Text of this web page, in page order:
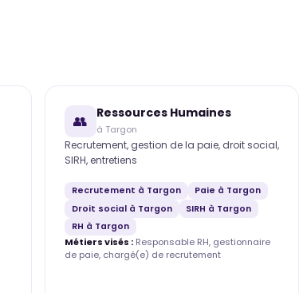
👥 Ressources Humaines
à Targon
Recrutement, gestion de la paie, droit social,
SIRH, entretiens
Recrutement à Targon
Paie à Targon
Droit social à Targon
SIRH à Targon
RH à Targon
Métiers visés : Responsable RH, gestionnaire
de paie, chargé(e) de recrutement